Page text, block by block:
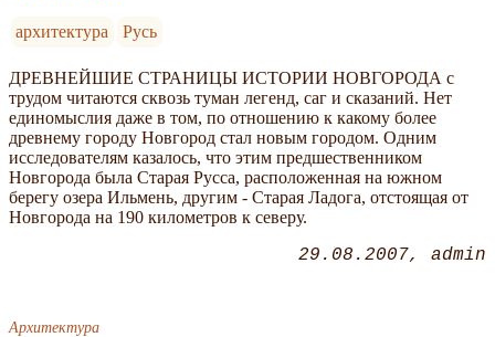
архитектура Русь
ДРЕВНЕЙШИЕ СТРАНИЦЫ ИСТОРИИ НОВГОРОДА с
трудом читаются сквозь туман легенд, саг и сказаний. Нет
единомыслия даже в том, по отношению к какому более
древнему городу Новгород стал новым городом. Одним
исследователям казалось, что этим предшественником
Новгорода была Старая Русса, расположенная на южном
берегу озера Ильмень, другим - Старая Ладога, отстоящая от
Новгорода на 190 километров к северу.
29.08.2007 admin
Архитектура